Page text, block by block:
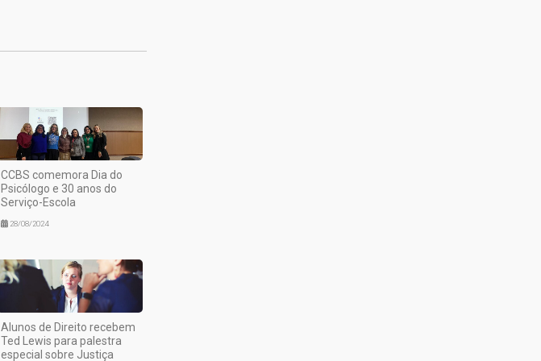
CCBS comemora Dia do
Psicólogo e 30 anos do
Serviço-Escola
28/08/2024
Alunos de Direito recebem
Ted Lewis para palestra
especial sobre Justiça